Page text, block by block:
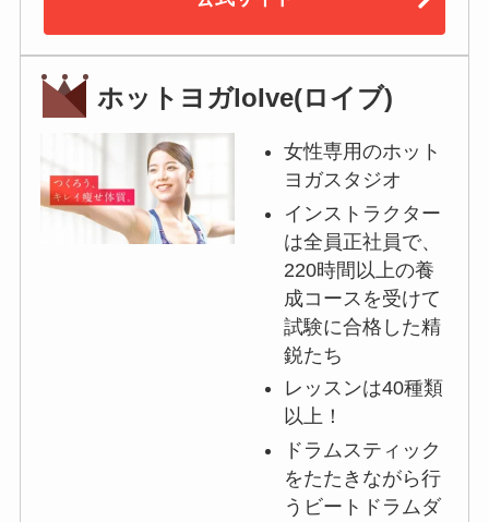
ホットヨガloIve(ロイブ)
女性専用のホット
ヨガスタジオ
インストラクター
は全員正社員で、
220時間以上の養
成コースを受けて
試験に合格した精
鋭たち
レッスンは40種類
以上！
ドラムスティック
をたたきながら行
うビートドラムダ